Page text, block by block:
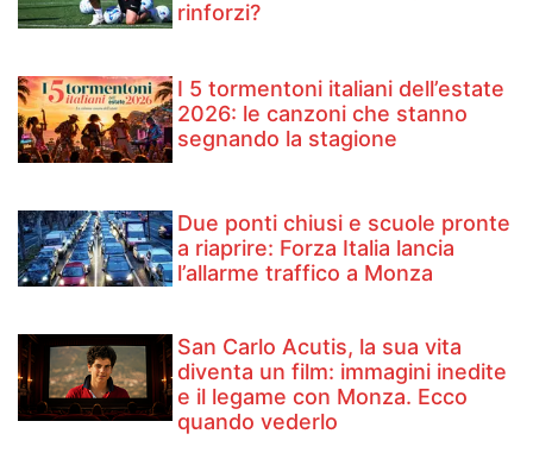
rinforzi?
I 5 tormentoni italiani dell’estate
2026: le canzoni che stanno
segnando la stagione
Due ponti chiusi e scuole pronte
a riaprire: Forza Italia lancia
l’allarme traffico a Monza
San Carlo Acutis, la sua vita
diventa un film: immagini inedite
e il legame con Monza. Ecco
quando vederlo